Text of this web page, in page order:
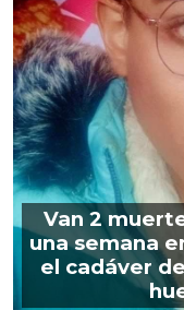
Van 2
una semana
el cadáver